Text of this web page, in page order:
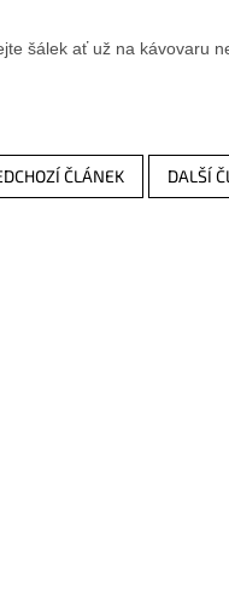
šálek ať už na kávovaru
ČLÁNEK DALŠÍ